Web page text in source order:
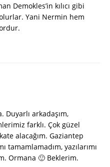
Demokles’in kılıcı gibi
Yani Nermin hem
Duyarlı arkadaşım,
farklı. Çok güzel
alacağım. Gaziantep
tamamlamadım, yazılarımı
Ormana 🙂 Beklerim.